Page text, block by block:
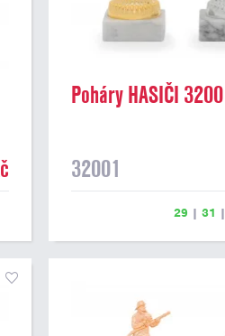
Poháry HASIČI
32001
29 |31